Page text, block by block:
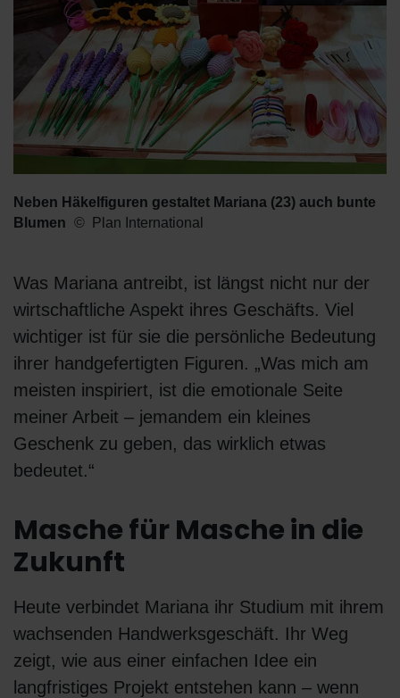
Neben Häkelfiguren gestaltet Mariana (23) auch bunte
Blumen
Plan International
Was Mariana antreibt, ist längst nicht nur der
wirtschaftliche Aspekt ihres Geschäfts. Viel
wichtiger ist für sie die persönliche Bedeutung
ihrer handgefertigten Figuren. „Was mich am
meisten inspiriert, ist die emotionale Seite
meiner Arbeit – jemandem ein kleines
Geschenk zu geben, das wirklich etwas
bedeutet.“
Masche für Masche in die
Zukunft
Heute verbindet Mariana ihr Studium mit ihrem
wachsenden Handwerksgeschäft. Ihr Weg
zeigt, wie aus einer einfachen Idee ein
langfristiges Projekt entstehen kann – wenn